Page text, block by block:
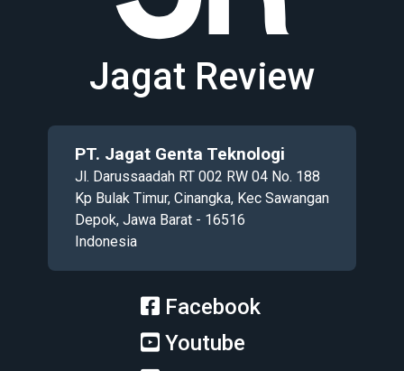
Jagat Review
PT. Jagat Genta Teknologi
Jl. Darussaadah RT 002 RW 04 No. 188
Kp Bulak Timur, Cinangka, Kec Sawangan
Depok, Jawa Barat - 16516
Indonesia
Facebook
Youtube